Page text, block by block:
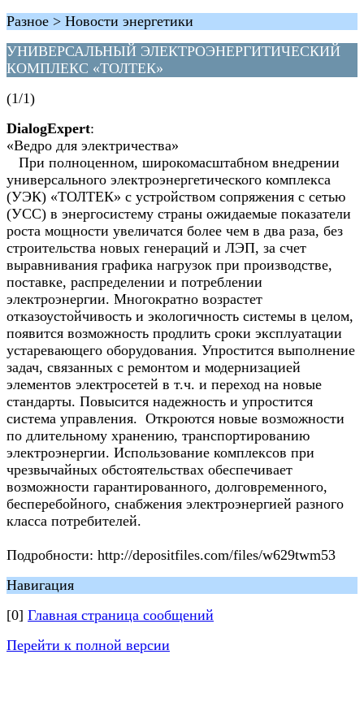
Разное > Новости энергетики
УНИВЕРСАЛЬНЫЙ ЭЛЕКТРОЭНЕРГИТИЧЕСКИЙ
КОМПЛЕКС «ТОЛТЕК»
(1/1)
DialogExpert:
«Ведро для электричества»
При полноценном, широкомасштабном внедрении
универсального электроэнергетического комплекса
(УЭК) «ТОЛТЕК» с устройством сопряжения с сетью
(УСС) в энергосистему страны ожидаемые показатели
роста мощности увеличатся более чем в два раза, без
строительства новых генераций и ЛЭП, за счет
выравнивания графика нагрузок при производстве,
поставке, распределении и потреблении
электроэнергии. Многократно возрастет
отказоустойчивость и экологичность системы в целом,
появится возможность продлить сроки эксплуатации
устаревающего оборудования. Упростится выполнение
задач, связанных с ремонтом и модернизацией
элементов электросетей в т.ч. и переход на новые
стандарты. Повысится надежность и упростится
система управления. Откроются новые возможности
по длительному хранению, транспортированию
электроэнергии. Использование комплексов при
чрезвычайных обстоятельствах обеспечивает
возможности гарантированного, долговременного,
бесперебойного, снабжения электроэнергией разного
класса потребителей.
Подробности: http://depositfiles.com/files/w629twm53
Навигация
[0] Главная страница сообщений
Перейти к полной версии